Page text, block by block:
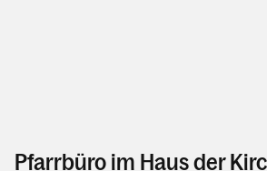
Pfarrbüro im Haus der